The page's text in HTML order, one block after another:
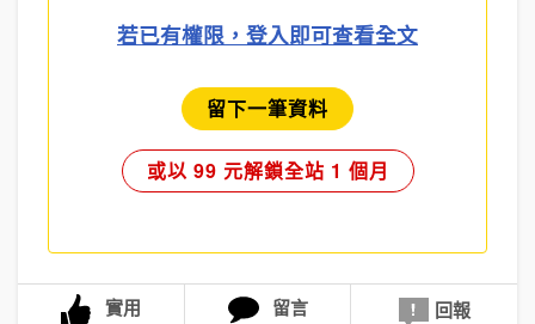
若已有權限，登入即可查看全文
留下一筆資料
或以 99 元解鎖全站 1 個月
實用 留言 回報